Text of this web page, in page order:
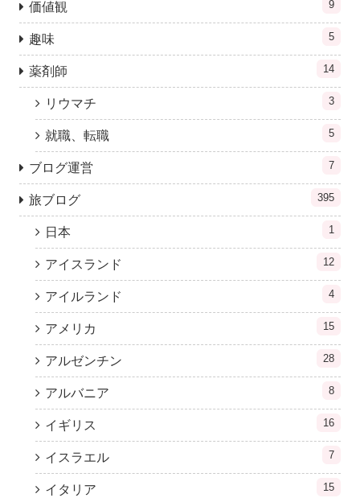
価値観 9
趣味 5
薬剤師 14
リウマチ 3
就職、転職 5
ブログ運営 7
旅ブログ 395
日本 1
アイスランド 12
アイルランド 4
アメリカ 15
アルゼンチン 28
アルバニア 8
イギリス 16
イスラエル 7
イタリア 15